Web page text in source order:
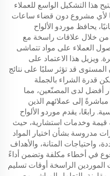
هذا التشكيل الواسع للعملاء
لأي مشروع دون قضاء ساعات
يحافظ موردو الألواح
من خلال علاقات راسخة مع
العملاء على مواد تتماشى
ويزيل هذا الاعتماد على
قد تؤثر سلبًا على نتائج
قدرة الشراء بالجملة
أفضل لدى المصنّعين، مما
إلى عملائهم الذين
رابعًا، يقدم موردو الألواح
قيمة وخدمات استشارية، حيث
مدروسة بشأن اختيار المواد
واحتياجات المتانة، والأهداف
في أخطاء مكلفة وتضمن أداءً
الموردين الراسخة أوقات تسليم